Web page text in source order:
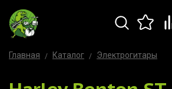
Главная Каталог Электрогитары